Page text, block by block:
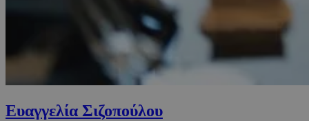
Ευαγγελία Σιζοπούλου